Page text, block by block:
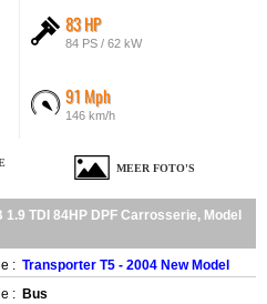
83 HP
84 PS / 62 kW
91 Mph
146 km/h
MEER FOTO'S
TDI 84HP DPF Carrosserie, Model
: Transporter T5 - 2004 New Model
: Bus